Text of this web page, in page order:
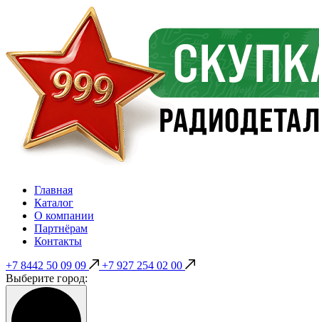
Главная
Каталог
О компании
Партнёрам
Контакты
+7 8442 50 09 09
+7 927 254 02 00
Выберите город: